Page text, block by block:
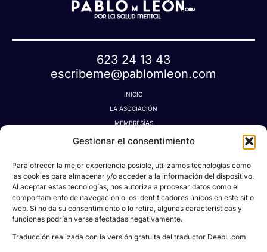
Gestionar el consentimiento
Para ofrecer la mejor experiencia posible, utilizamos tecnologías como
las cookies para almacenar y/o acceder a la información del dispositivo.
Al aceptar estas tecnologías, nos autoriza a procesar datos como el
comportamiento de navegación o los identificadores únicos en este sitio
web. Si no da su consentimiento o lo retira, algunas características y
funciones podrían verse afectadas negativamente.
Traducción realizada con la versión gratuita del traductor DeepL.com
623 24 13 43
escribeme@pablomleon.com
INICIO
LA ASOCIACIÓN
MEMBRESÍAS
LA TIENDA MÁGICA
BLOG
CONTACTO
MI CUENTA
AVISO LEGAL
POLÍTICA DE PRIVACIDAD
POLÍTICA DE COOKIES